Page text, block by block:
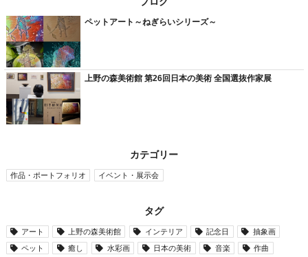
ペットアート～ねぎらいシリーズ～
上野の森美術館 第26回日本の美術 全国選抜作家展
カテゴリー
作品・ポートフォリオ イベント・展示会
タグ
アート 上野の森美術館 インテリア 記念日
抽象画
ペット
癒し 水彩画 日本の美術 音楽 作曲